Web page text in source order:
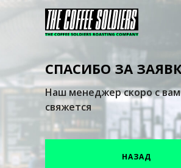
СПАСИБО ЗА
Наш менеджер скоро с
свяжется
НАЗАД